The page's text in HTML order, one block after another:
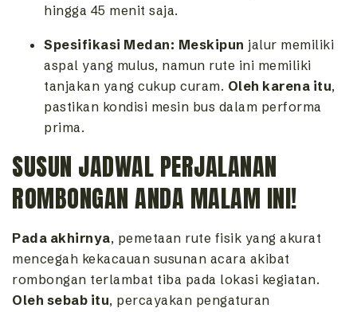
hingga 45 menit saja.
Spesifikasi Medan: Meskipun jalur memiliki
aspal yang mulus, namun rute ini memiliki
tanjakan yang cukup curam. Oleh karena itu,
pastikan kondisi mesin bus dalam performa
prima.
SUSUN JADWAL PERJALANAN
ROMBONGAN ANDA MALAM INI!
Pada akhirnya, pemetaan rute fisik yang akurat
mencegah kekacauan susunan acara akibat
rombongan terlambat tiba pada lokasi kegiatan.
Oleh sebab itu, percayakan pengaturan